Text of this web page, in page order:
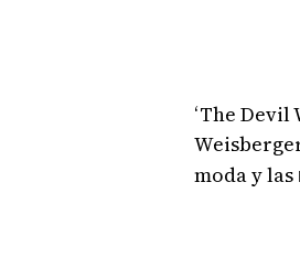
‘The Devil
moda y las